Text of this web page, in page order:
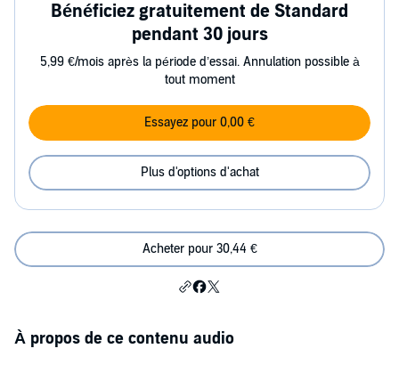
Bénéficiez gratuitement de Standard
pendant 30 jours
5,99 €/mois après la période d’essai. Annulation possible à
tout moment
Essayez pour 0,00 €
Plus d'options d'achat
Acheter pour 30,44 €
À propos de ce contenu audio